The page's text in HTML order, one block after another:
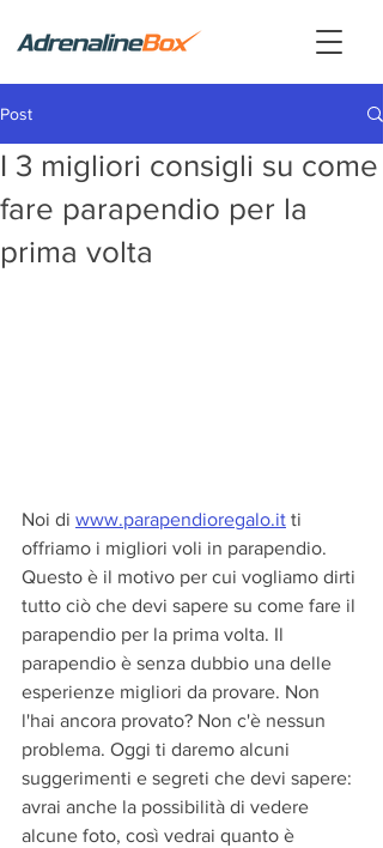
Post
I 3 migliori consigli su come
fare parapendio per la
prima volta
Noi di www.parapendioregalo.it ti
offriamo i migliori voli in parapendio.
Questo è il motivo per cui vogliamo dirti
tutto ciò che devi sapere su come fare il
parapendio per la prima volta. Il
parapendio è senza dubbio una delle
esperienze migliori da provare. Non
l'hai ancora provato? Non c'è nessun
problema. Oggi ti daremo alcuni
suggerimenti e segreti che devi sapere:
avrai anche la possibilità di vedere
alcune foto, così vedrai quanto è